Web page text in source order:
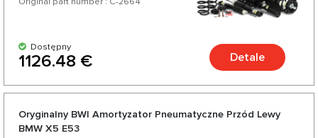
Dostępny
1126.48 € Detale
Oryginalny BWI Amortyzator Pneumatyczne Przód Lewy
BMW X5 E53